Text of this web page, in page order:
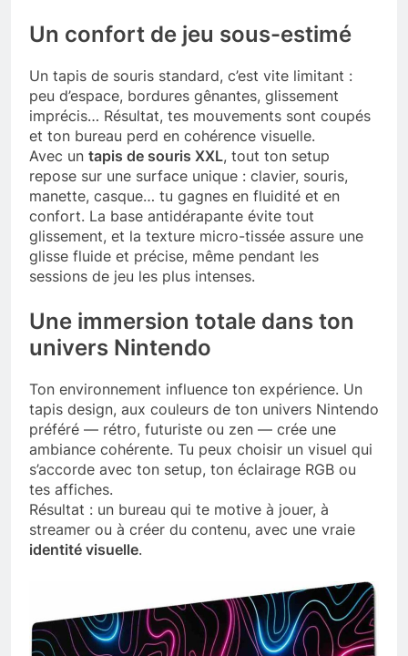
Un confort de jeu sous-estimé
Un tapis de souris standard, c’est vite limitant :
peu d’espace, bordures gênantes, glissement
imprécis… Résultat, tes mouvements sont coupés
et ton bureau perd en cohérence visuelle.
Avec un tapis de souris XXL, tout ton setup
repose sur une surface unique : clavier, souris,
manette, casque… tu gagnes en fluidité et en
confort. La base antidérapante évite tout
glissement, et la texture micro-tissée assure une
glisse fluide et précise, même pendant les
sessions de jeu les plus intenses.
Une immersion totale dans ton
univers Nintendo
Ton environnement influence ton expérience. Un
tapis design, aux couleurs de ton univers Nintendo
préféré — rétro, futuriste ou zen — crée une
ambiance cohérente. Tu peux choisir un visuel qui
s’accorde avec ton setup, ton éclairage RGB ou
tes affiches.
Résultat : un bureau qui te motive à jouer, à
streamer ou à créer du contenu, avec une vraie
identité visuelle.